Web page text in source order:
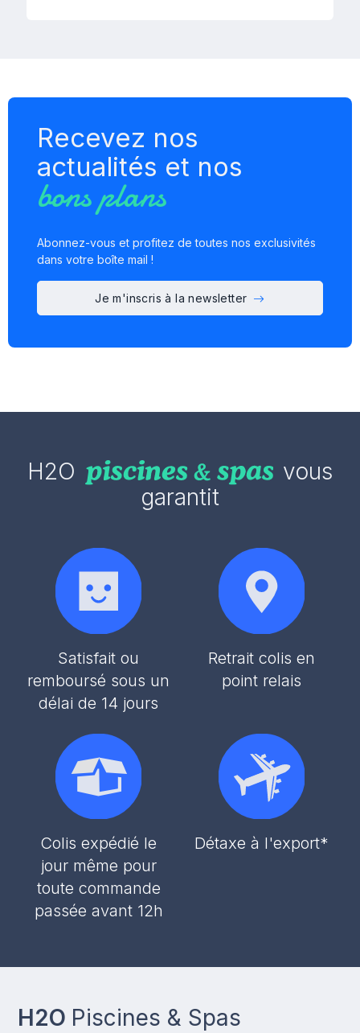
Recevez nos
actualités et nos
bons plans
Abonnez-vous et profitez de toutes nos exclusivités
dans votre boîte mail !
Je m'inscris à la newsletter
H2O
vous
garantit
Satisfait ou
remboursé sous un
délai de 14 jours
Retrait colis en
point relais
Colis expédié le
jour même pour
toute commande
passée avant 12h
Détaxe à l'export*
H2O Piscines & Spas